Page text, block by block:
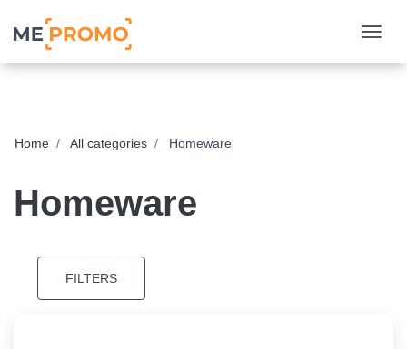
Home All categories Homeware
Homeware
FILTERS